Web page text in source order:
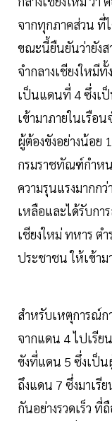
จากทุกภาคส่วน ที่
ขณะนี้ยืนยันว่ายังส
จำกลางเชียงใหมี
เป็นแดนที่ 4 ซึ่งเ
เข้ามาภายในเรือ
ผู้ต้องขังอย่างน้อย
กรมราชทัณฑ์กำห
ความรุนแรงมากก
เหลือและได้รับกา
เชียงใหม่ ทหาร ต
ประชาชน ให้เข้าม
สำหรับเหตุการณ์ก
จากแดน 4 ไปเรี
ขังที่แดน 5 ซึ่งเป็น
ถึงแดน 7 ซึ่งมาเรี
กันอย่างรวดเร็ว